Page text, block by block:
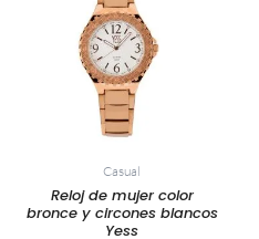
Casual
Reloj de mujer color
bronce y circones blancos
Yess